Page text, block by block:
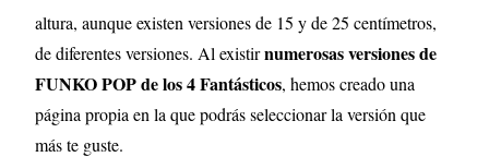
altura, aunque existen versiones de 15 y de 25 centímetros,
de diferentes versiones. Al existirnumerosas versiones de
FUNKO POP de los 4 Fantásticos, hemos creado una
página propia en la que podrás seleccionar la versión que
más te guste.